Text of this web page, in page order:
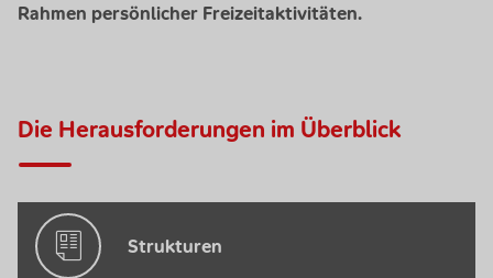
Rahmen persönlicher Freizeitaktivitäten.
Die Herausforderungen im Überblick
Strukturen